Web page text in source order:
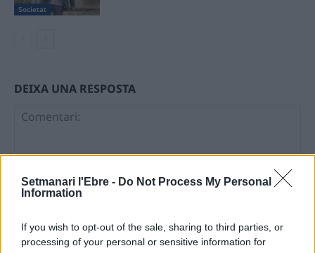
Setmanari l'Ebre - Do Not Process My Personal
Information
If you wish to opt-out of the sale, sharing to third parties, or
processing of your personal or sensitive information for
Societat
DEIXA UNA RESPOSTA
Comentari: